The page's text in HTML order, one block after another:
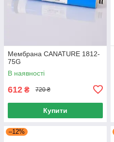
Мембрана CANATURE 1812-
75G
В наявності
612 ₴ 720 ₴
Купити
–12%